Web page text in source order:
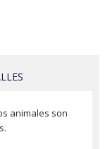
animales son